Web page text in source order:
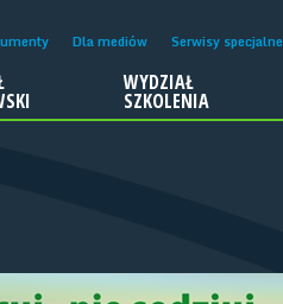
Dla mediów Serwisy specjalne
WYDZIAŁ
SZKOLENIA